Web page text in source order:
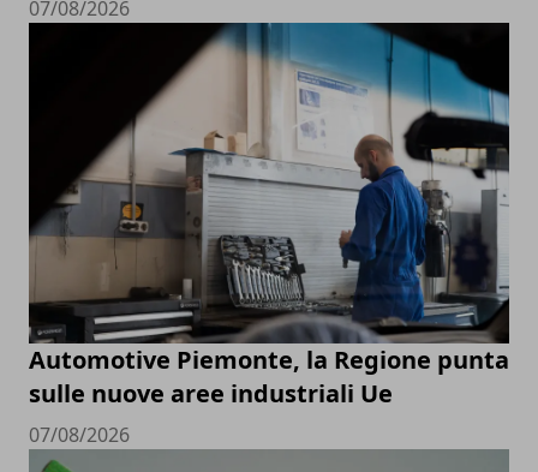
07/08/2026
Automotive Piemonte, la Regione punta
sulle nuove aree industriali Ue
07/08/2026